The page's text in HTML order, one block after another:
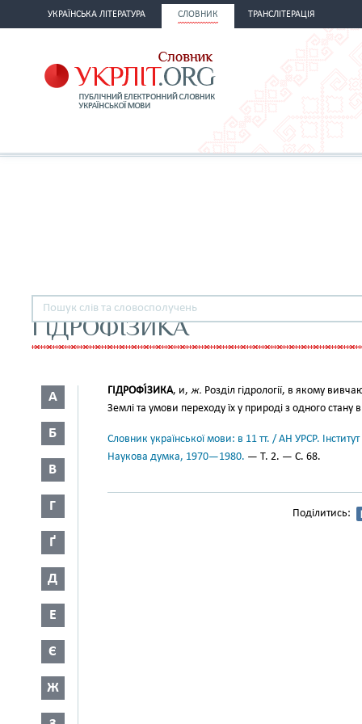
УКРАЇНСЬКА ЛІТЕРАТУРА СЛОВНИК ТРАНСЛІТЕРАЦІЯ
ГІДРОФІЗИКА
А
Б
В
Г
Ґ
Д
Е
Є
Ж
ГІДРОФІ́ЗИКА, и, ж. Розділ гідрології, в якому
Землі та умови переходу їх у природі з одного стану
Словник української мови: в 11 тт. / АН УРСР.
Наукова думка, 1970—1980. — Т. 2. — С. 68.
Поділитись: